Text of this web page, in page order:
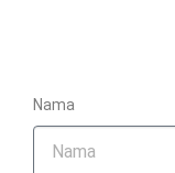
Nama